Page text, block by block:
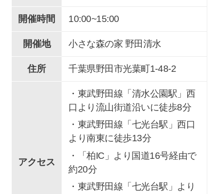
開催時間 10:00~15:00
開催地 小さな森の家 野田清水
住所 千葉県野田市光葉町1-48-2
アクセス
・東武野田線「清水公園駅」西
口より流山街道沿いに徒歩8分
・東武野田線「七光台駅」西口
より南東に徒歩13分
・「柏IC」より国道16号経由で
約20分
・東武野田線「七光台駅」より